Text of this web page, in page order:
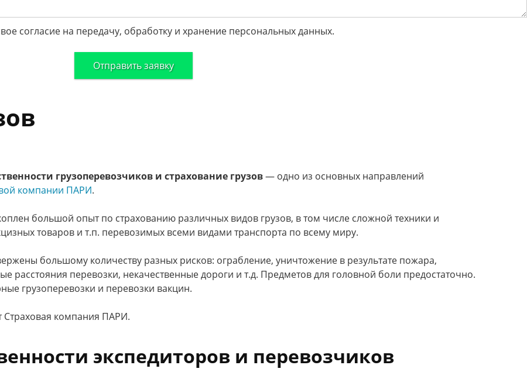
согласие на передачу, обработку и хранение персональных данных.
грузоперевозчиков и страхование грузов— одно из основных направлений
компании ПАРИ.
большой опыт по страхованию различных видов грузов, в том числе сложной техники и
товаров и т.п. перевозимых всеми видами транспорта по всему миру.
большому количеству разных рисков: ограбление, уничтожение в результате пожара,
расстояния перевозки, некачественные дороги и т.д. Предметов для головной боли предостаточно.
грузоперевозки и перевозки вакцин.
компания ПАРИ.
экспедиторов и перевозчиков